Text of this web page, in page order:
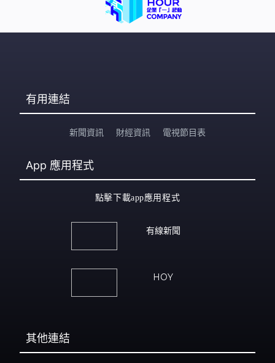
有用連結
新聞資訊 財經資訊 電視節目表
App 應用程式
點擊下載app應用程式
有線新聞
HOY
其他連結